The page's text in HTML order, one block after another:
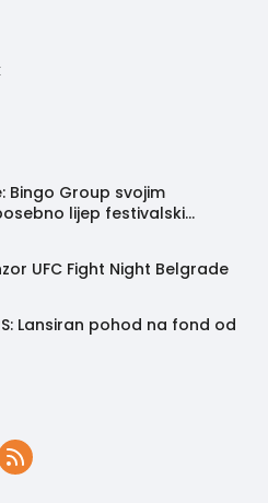
Bingo Group svojim
lijep festivalski
UFC Fight Night Belgrade
Lansiran pohod na fond od